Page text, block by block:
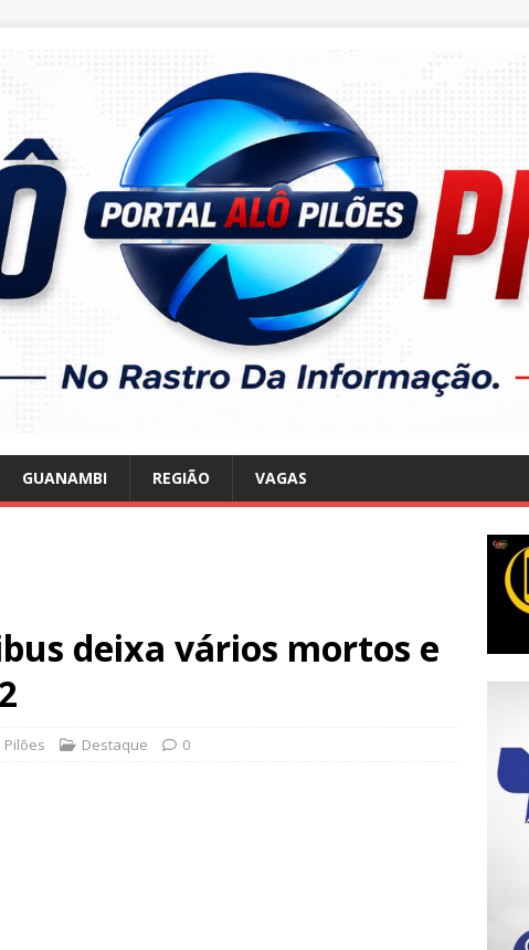
GUANAMBI REGIÃO VAGAS
deixa vários mortos e
Pilões Destaque 0